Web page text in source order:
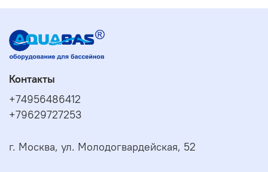
Контакты
+74956486412
+79629727253
г. Москва, ул. Молодогвардейская, 52